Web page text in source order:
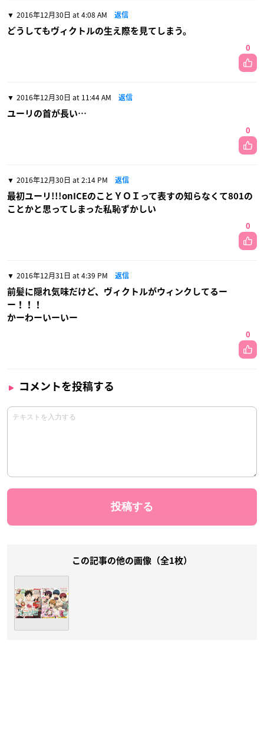
2016年12月30日 at 4:08 AM 返信
どうしてもヴィクトルの生え際を見てしまう。
0
2016年12月30日 at 11:44 AM 返信
ユーリの首が長い…
0
2016年12月30日 at 2:14 PM 返信
最初ユーリ!!!onICEのことＹＯＩって表すの知らなくて801の
ことかと思ってしまった私恥ずかしい
0
2016年12月31日 at 4:39 PM 返信
前髪に隠れ気味だけど、ヴィクトルがウィンクしてるー
ー！！！
かーわーいーいー
0
コメントを投稿する
この記事の他の画像（全1枚）